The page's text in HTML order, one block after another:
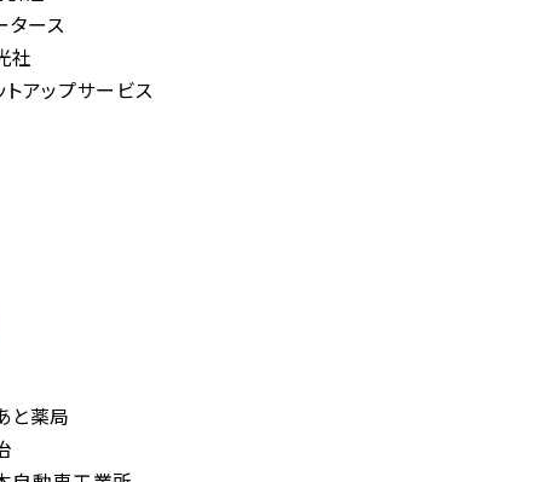
タース
社
トアップサービス
と薬局